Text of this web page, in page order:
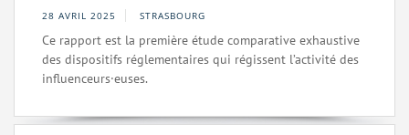
28 AVRIL 2025 STRASBOURG
Ce rapport est la première étude comparative exhaustive
des dispositifs réglementaires qui régissent l’activité des
influenceurs·euses.